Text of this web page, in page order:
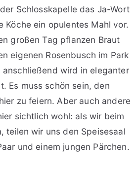
Schlosskapelle das Ja-Wort
Köche ein opulentes Mahl vor.
großen Tag pflanzen Braut
eigenen Rosenbusch im Park
anschließend wird in eleganter
Es muss schön sein, den
zu feiern. Aber auch andere
sichtlich wohl: als wir beim
teilen wir uns den Speisesaal
und einem jungen Pärchen.